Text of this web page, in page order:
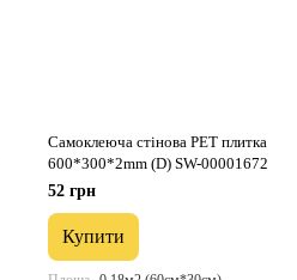
Самоклеюча стінова PET плитка
600*300*2mm (D) SW-00001672
52 грн
Купити